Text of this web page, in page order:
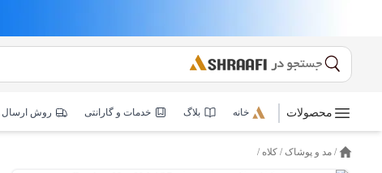
محصولات خانه بلاگ خدمات و گارانتی روش ارسال
/ مد و پوشاک/ کلاه /